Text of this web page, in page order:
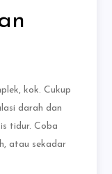
kok. Cukup
darah dan
tidur. Coba
atau sekadar